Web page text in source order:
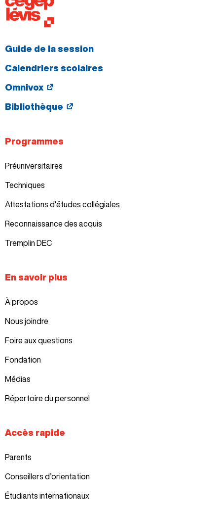
Guide de la session
Calendriers scolaires
Omnivox
Bibliothèque
Programmes
Préuniversitaires
Techniques
Attestations d'études collégiales
Reconnaissance des acquis
Tremplin DEC
En savoir plus
À propos
Nous joindre
Foire aux questions
Fondation
Médias
Répertoire du personnel
Accès rapide
Parents
Conseillers d’orientation
Étudiants internationaux